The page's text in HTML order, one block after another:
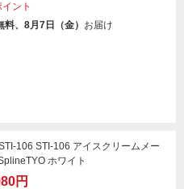
ント
料、8月7日（金） お届け
106 STI-106 アイスクリームメー
ホワイト
円